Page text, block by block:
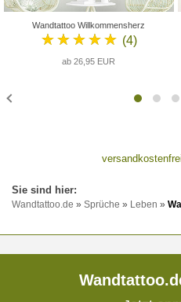
Wandtattoo Willkommensherz
★★★★★ (4)
ab 26,95 EUR
Wandtattoo.de » Sprüche » Leben »